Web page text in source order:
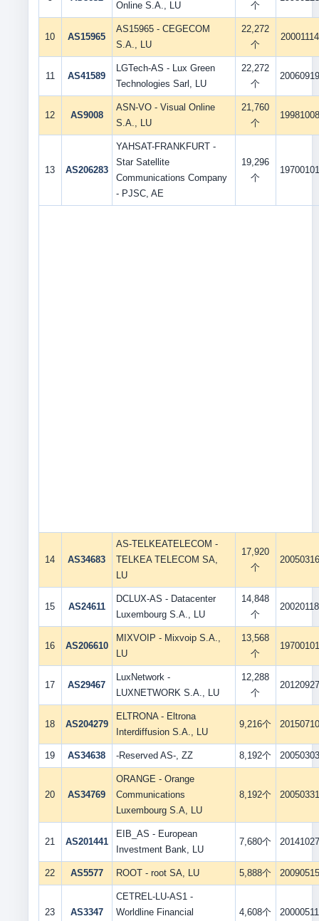
Online S.A., LU
个
10 AS15965
AS15965 - CEGECOM
S.A., LU
22,272
个
20001114
11 AS41589
LGTech-AS - Lux Green
Technologies Sarl, LU
22,272
个
20060919
12 AS9008
ASN-VO - Visual Online
S.A., LU
21,760
个
19981008
13 AS206283
YAHSAT-FRANKFURT -
Star Satellite
Communications Company
- PJSC, AE
19,296
个
19700101
14 AS34683
AS-TELKEATELECOM -
TELKEA TELECOM SA,
LU
17,920
个
20050316
15 AS24611
DCLUX-AS - Datacenter
Luxembourg S.A., LU
14,848
个
20020118
16 AS206610
MIXVOIP - Mixvoip S.A.,
LU
13,568
个
19700101
17 AS29467
LuxNetwork -
LUXNETWORK S.A., LU
12,288
个
20120927
18 AS204279
ELTRONA - Eltrona
Interdiffusion S.A., LU
9,216个 20150710
19 AS34638 -Reserved AS-, ZZ 8,192个 20050303
20 AS34769
ORANGE - Orange
Communications
Luxembourg S.A, LU
8,192个 20050331
21 AS201441
EIB_AS - European
Investment Bank, LU
7,680个 20141027
22 AS5577 ROOT - root SA, LU 5,888个 20090515
23 AS3347
CETREL-LU-AS1 -
Worldline Financial
4,608个 20000511